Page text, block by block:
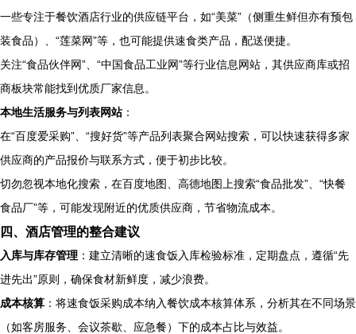
一些专注于餐饮酒店行业的供应链平台，如“美菜”（侧重生鲜但亦有预包
装食品）、“莲菜网”等，也可能提供速食类产品，配送便捷。
关注“食品伙伴网”、“中国食品工业网”等行业信息网站，其供应商库或招
商板块常能找到优质厂家信息。
本地生活服务与列表网站：
在“百度爱采购”、“搜好货”等产品列表聚合网站搜索，可以快速获得多家
供应商的产品报价与联系方式，便于初步比较。
切勿忽视本地化搜索，在百度地图、高德地图上搜索“食品批发”、“快餐
食品厂”等，可能发现附近的优质供应商，节省物流成本。
四、酒店管理的整合建议
入库与库存管理 ：建立清晰的速食饭入库检验标准，定期盘点，遵循“先
进先出”原则，确保食材新鲜度，减少浪费。
成本核算 ：将速食饭采购成本纳入餐饮成本核算体系，分析其在不同场景
（如客房服务、会议茶歇、应急餐）下的成本占比与效益。